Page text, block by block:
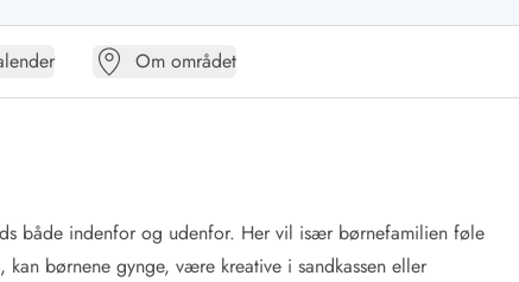
Om området
både indenfor og udenfor. Her vil især børnefamilien føle
børnene gynge, være kreative i sandkassen eller